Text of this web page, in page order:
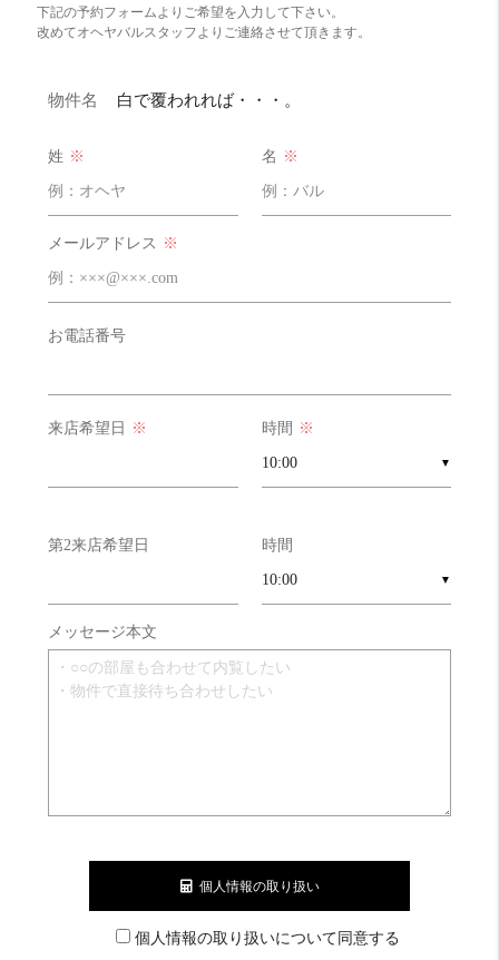
下記の予約フォームよりご希望を入力して下さい。
改めてオヘヤバルスタッフよりご連絡させて頂きます。
物件名 白で覆われれば・・・。
姓 ※ 名 ※
メールアドレス ※
お電話番号
来店希望日 ※ 時間 ※
▼
第2来店希望日 時間
▼
メッセージ本文
個人情報の取り扱い
個人情報の取り扱いについて同意する